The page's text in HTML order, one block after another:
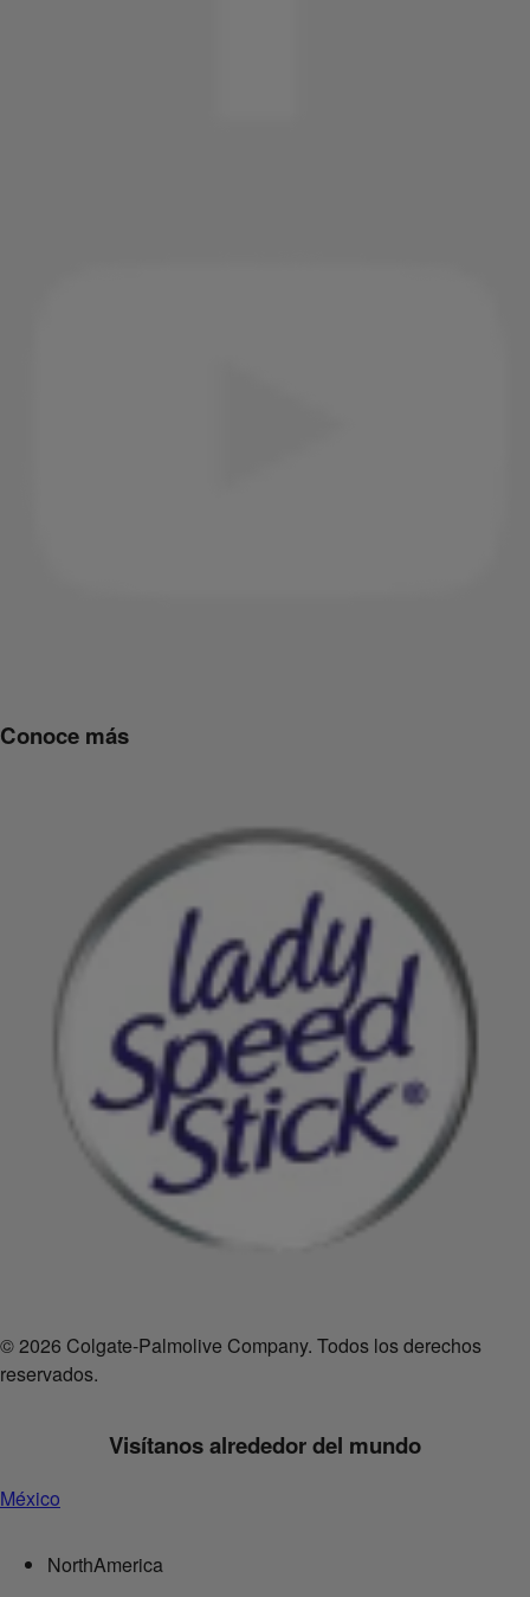
Conoce más
© 2026 Colgate-Palmolive Company. Todos los derechos
reservados.
Visítanos alrededor del mundo
México
NorthAmerica